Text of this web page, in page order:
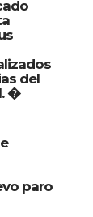
del
�
paro